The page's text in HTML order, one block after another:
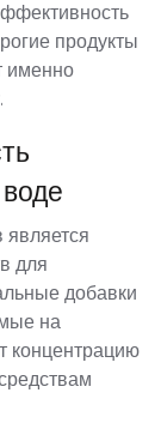
продукты
именно
для
добавки
на
концентрацию